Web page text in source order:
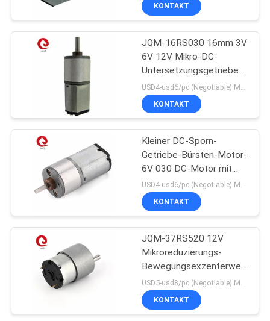
KONTAKT
NEUIGKEITEN
BITTE UM
EIN
ANGEBOT
SITEMAP
DATENSCHUTZRICHTLINIE
Schwanzlose DC-
Wasser-Pumpe
Schrittmotor
83
24
anfertigen Welle,
Spannung
KONTAKT
JQM-16RS030 16mm 3V
6V 12V Mikro-DC-
Untersetzungsgetriebe-
Motor für Drucker
KONTAKT
Kleiner DC-Sporn-
Getriebe-Bürsten-Motor-
6V 030 DC-Motor mit
16mm Getriebe JQM-
16RS030 für Haar-
Lockenwickler
USD4-usd6/pc (Negotiable) MOQ:50PCS
KONTAKT
JQM-37RS520 12V
Mikroreduzierungs-
Bewegungsexzenterwelle
mit 37mm Sporn-
Getriebe für
Büroeinrichtung
USD5-usd8/pc (Negotiable) MOQ:50PCS
KONTAKT